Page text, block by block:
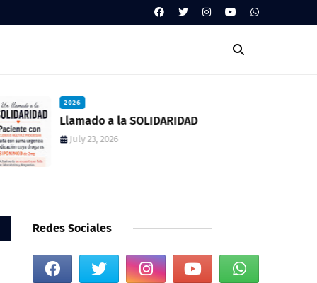
2026
Llamado a la SOLIDARIDAD
July 23, 2026
Redes Sociales